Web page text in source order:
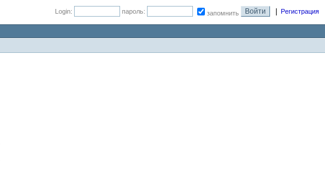
Login: пароль: запомнить Регистрация